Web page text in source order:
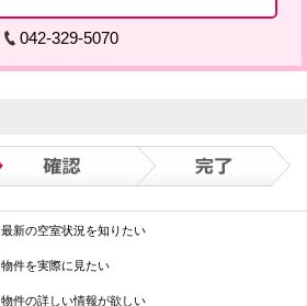
042-329-5070
最新の空室状況を知りたい
物件を実際に見たい
物件の詳しい情報が欲しい